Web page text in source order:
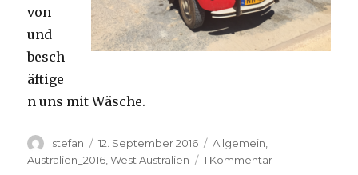
von
und
besch
äftige
n uns mit Wäsche.
Autor
stefan
Veröffentlicht
am
12. September 2016 Kategorien
Allgemein
Australien_2016 ,West Australien 1 Kommentarzu